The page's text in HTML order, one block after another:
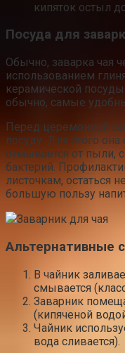
кипяток остыл
Посуда для
Обычно, заварка чая
использованием
керамической
обычно, самые
Перед церемонией
посуду. Для этого она
отмывается от пыли,
бактерий.
листочкам, остаться
большую пользу
Заварник для чая
Альтернативные
В чайник
смывается
Заварник
(кипяченой
Чайник
вода сливается).